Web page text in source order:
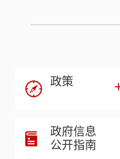
政策
政府信息
公开指南